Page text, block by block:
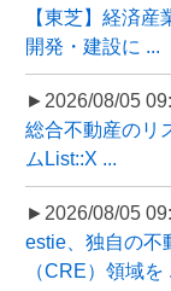
【東芝】経済
開発・建設に ...
►2026/08/05
総合不動産のリ
ムList::X ...
►2026/08/05
estie、独自の不
（CRE）領域を